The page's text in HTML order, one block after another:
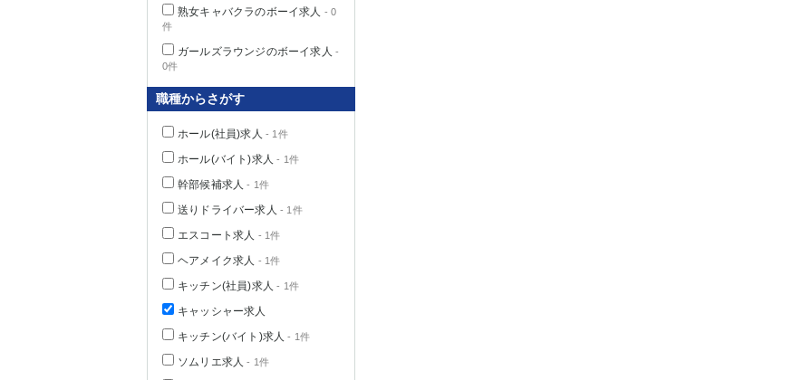
熟女キャバクラのボーイ求人 - 0
件
ガールズラウンジのボーイ求人 -
0件
職種からさがす
ホール(社員)求人 - 1件
ホール(バイト)求人 - 1件
幹部候補求人 - 1件
送りドライバー求人 - 1件
エスコート求人 - 1件
ヘアメイク求人 - 1件
キッチン(社員)求人 - 1件
キャッシャー求人
キッチン(バイト)求人 - 1件
ソムリエ求人 - 1件
茨城県
群馬県